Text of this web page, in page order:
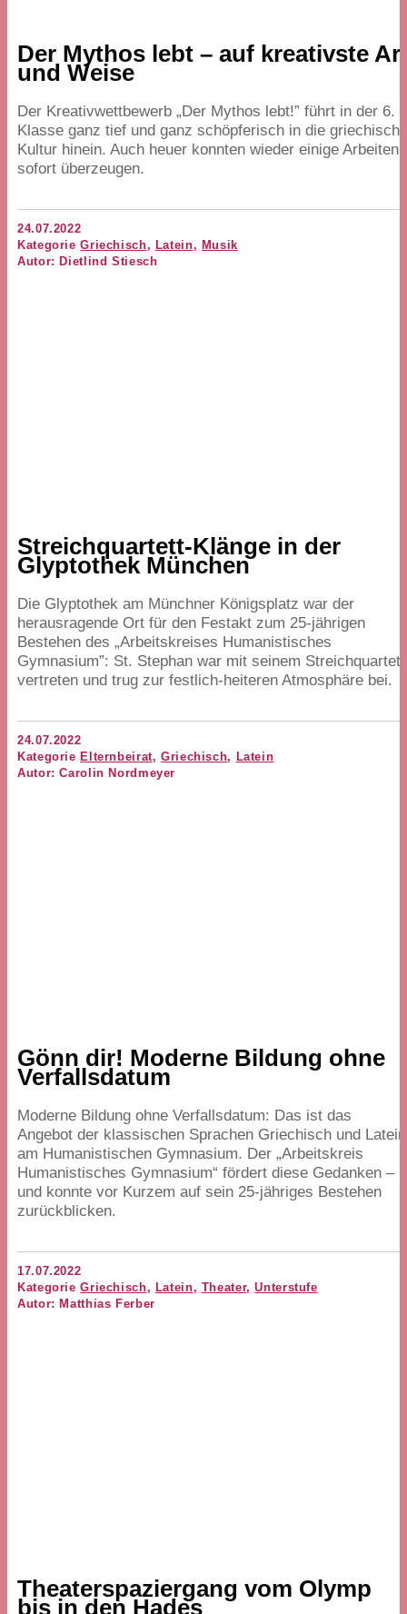
Der Mythos lebt – auf kreativste
und Weise
Der Kreativwettbewerb„Der Mythos lebt!” führt in der 6.
Klasse ganz tief und ganz schöpferisch in die
Kultur hinein. Auch heuer konnten wieder einige Arbeiten
sofort überzeugen.
24.07.2022
KategorieGriechisch, Latein, Musik
Autor: Dietlind Stiesch
Streichquartett-Klänge in der
Glyptothek München
Die Glyptothek am Münchner Königsplatz war der
herausragende Ort für den Festakt zum 25-jährigen
Bestehen des„Arbeitskreises Humanistisches
Gymnasium”: St. Stephan war mit seinem Streichquartett
vertreten und trug zur festlich-heiteren Atmosphäre bei.
24.07.2022
Kategorie Elternbeirat,Griechisch,
Latein
Autor: Carolin Nordmeyer
Gönn dir! Moderne Bildung ohne
Verfallsdatum
Moderne Bildung ohne Verfallsdatum: Das ist das
Angebot der klassischen Sprachen Griechisch und Latein
am Humanistischen Gymnasium. Der„Arbeitskreis
Humanistisches Gymnasium“ fördert diese Gedanken –
und konnte vor Kurzem auf sein 25-jähriges Bestehen
zurückblicken.
17.07.2022
KategorieGriechisch, Latein, Theater,Unterstufe
Autor: Matthias Ferber
Theaterspaziergang vom Olymp
bis in den Hades